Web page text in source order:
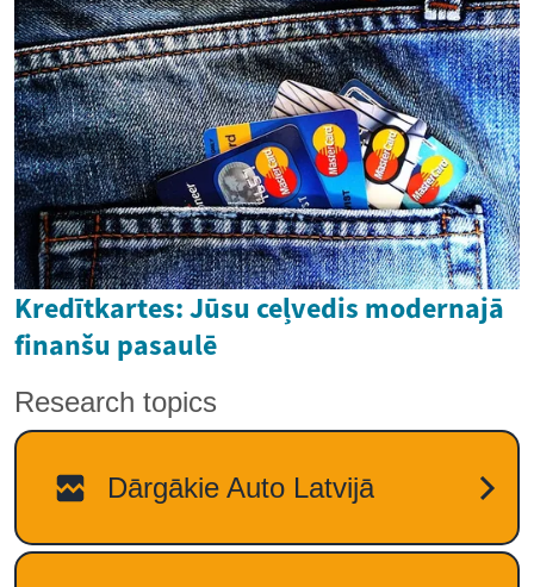
Kredītkartes: Jūsu ceļvedis modernajā
finanšu pasaulē